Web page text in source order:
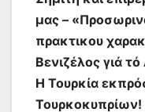
μας –
πρακτικου
Βενιζέλος γιά
Η Τουρκία
Τουρκοκυπρίων!